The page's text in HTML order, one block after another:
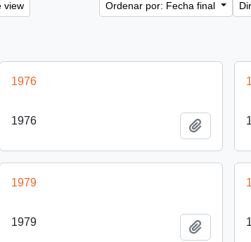
view Ordenar por: Fecha final
al portapapeles
1976
1976 Añadir al
al portapapeles
1979
1979 Añadir al